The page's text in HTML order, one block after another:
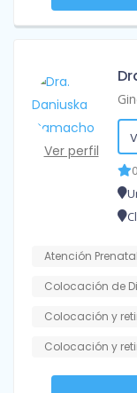
Ver perfil
Atención Prenatal
Colocación de
Colocación y
Colocación y